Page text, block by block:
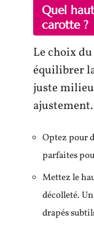
Quel
carotte ?
Le choix
équilibrer
juste
ajustement.
Optez pour
parfaites
Mettez le
décolleté.
drapés